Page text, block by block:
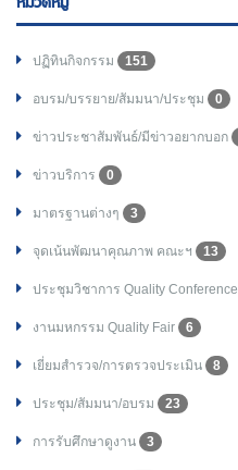
ปฏิทินกิจกรรม 151
อบรม/บรรยาย/สัมมนา/ประชุม 0
ข่าวประชาสัมพันธ์/มีข่าวอยากบอก
ข่าวบริการ 0
มาตรฐานต่างๆ 3
จุดเน้นพัฒนาคุณภาพ คณะฯ 13
ประชุมวิชาการ Quality Conference
งานมหกรรม Quality Fair 6
เยี่ยมสำรวจ/การตรวจประเมิน 8
ประชุม/สัมมนา/อบรม 23
การรับศึกษาดูงาน 3